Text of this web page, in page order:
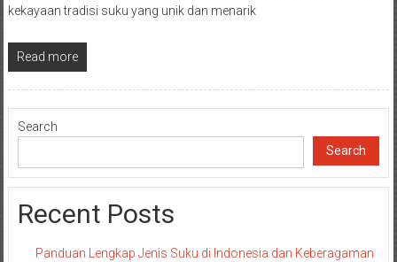
kekayaan tradisi suku yang unik dan menarik
Read more
Search
Search
Recent Posts
Panduan Lengkap Jenis Suku di Indonesia dan Keberagaman